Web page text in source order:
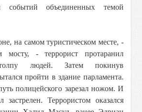
событий объединенных темой
на самом туристическом месте, -
мосту, - террорист протаранил
людей. Затем покинув
пройти в здание парламента.
полицейского зарезал ножом. И
Террористом оказался